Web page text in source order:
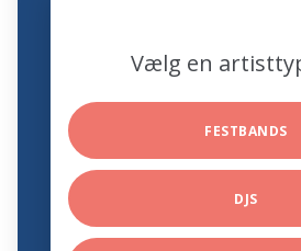
Vælg en
FESTBANDS
DJS